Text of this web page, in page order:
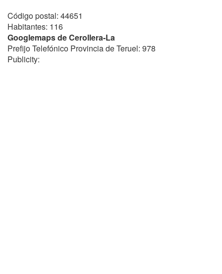
Código postal: 44651
Habitantes: 116
Googlemaps de Cerollera-La
Prefijo Telefónico Provincia de Teruel: 978
Publicity: